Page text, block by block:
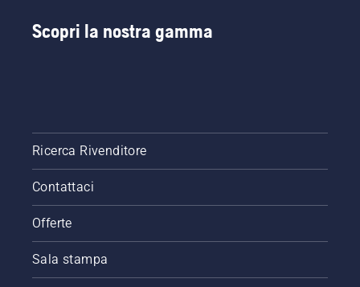
Scopri la nostra gamma
Ricerca Rivenditore
Contattaci
Offerte
Sala stampa